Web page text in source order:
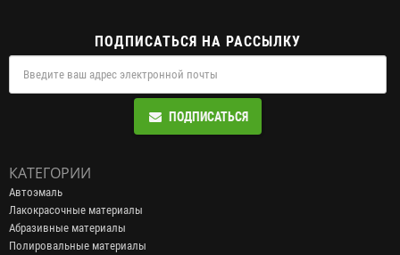
ПОДПИСАТЬСЯ НА РАССЫЛКУ
ПОДПИСАТЬСЯ
КАТЕГОРИИ
Автоэмаль
Лакокрасочные материалы
Абразивные материалы
Полировальные материалы